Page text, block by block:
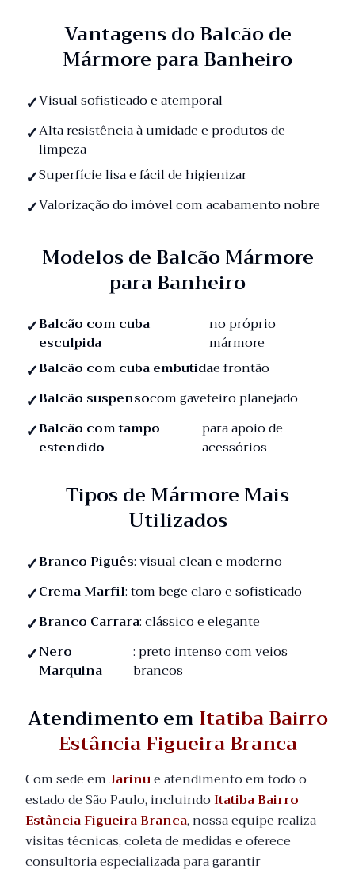
Vantagens do Balcão de
Mármore para Banheiro
Visual sofisticado e atemporal
Alta resistência à umidade e produtos de
limpeza
Superfície lisa e fácil de higienizar
Valorização do imóvel com acabamento nobre
Modelos de Balcão Mármore
para Banheiro
Balcão com cuba
esculpida
no próprio
mármore
Balcão com cuba embutidae frontão
Balcão suspensocom gaveteiro planejado
Balcão com tampo
estendido
para apoio de
acessórios
Tipos de Mármore Mais
Utilizados
Branco Piguês: visual clean e moderno
Crema Marfil: tom bege claro e sofisticado
Branco Carrara: clássico e elegante
Nero
Marquina
: preto intenso com veios
brancos
Atendimento emItatiba Bairro
Estância Figueira Branca
Com sede emJarinue atendimento em todo o
estado de São Paulo, incluindo Itatiba Bairro
Estância Figueira Branca, nossa equipe realiza
visitas técnicas, coleta de medidas e oferece
consultoria especializada para garantir